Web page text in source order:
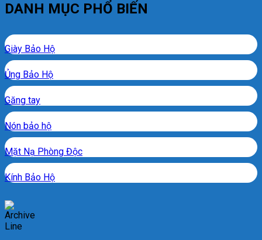
DANH MỤC PHỔ BIẾN
Giày Bảo Hộ
Ủng Bảo Hộ
Găng tay
Nón bảo hộ
Mặt Nạ Phòng Độc
Kính Bảo Hộ